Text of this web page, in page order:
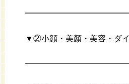
▼②小顔・美顏・美容・ダ